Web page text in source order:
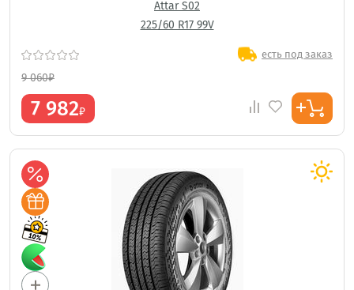
Attar S02
225/60 R17 99V
есть под заказ
9 060₽
7 982₽